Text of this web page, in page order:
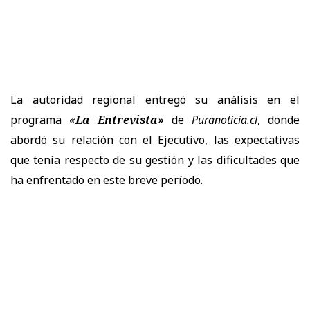
La autoridad regional entregó su análisis en el
programa «La Entrevista» de Puranoticia.cl, donde
abordó su relación con el Ejecutivo, las expectativas
que tenía respecto de su gestión y las dificultades que
ha enfrentado en este breve período.